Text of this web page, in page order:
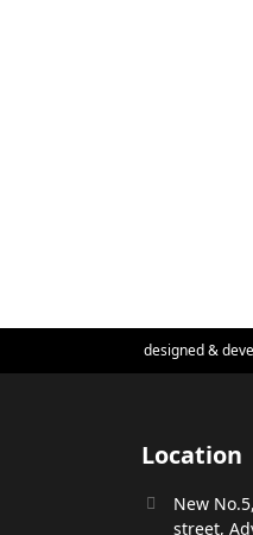
designed &
Location
New
street,